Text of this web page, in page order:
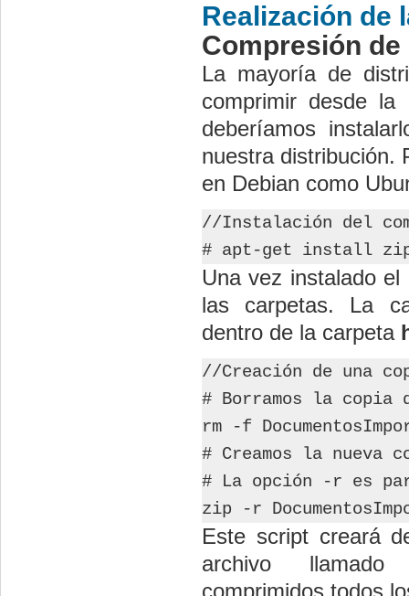
Realización de
Compresión
La mayoría de
comprimir desde
deberíamos
nuestra distribución.
en Debian como
//Instalación del
# apt-get install
Una vez instalado
las carpetas. La
dentro de la carpeta
//Creación de una
# Borramos la copia
rm -f
# Creamos la nueva
# La opción -r es
zip -r
Este script creará
archivo llamado
comprimidos todos